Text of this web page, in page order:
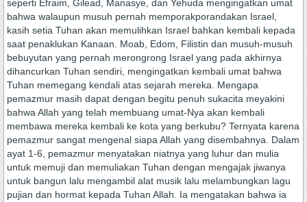
seperti Efraim, Gilead, Manasye, dan Yehuda mengingatkan umat
bahwa walaupun musuh pernah memporakporandakan Israel,
kasih setia Tuhan akan memulihkan Israel bahkan kembali kepada
saat penaklukan Kanaan. Moab, Edom, Filistin dan musuh-musuh
bebuyutan yang pernah merongrong Israel yang pada akhirnya
dihancurkan Tuhan sendiri, mengingatkan kembali umat bahwa
Tuhan memegang kendali atas sejarah mereka. Mengapa
pemazmur masih dapat dengan begitu penuh sukacita meyakini
bahwa Allah yang telah membuang umat-Nya akan kembali
membawa mereka kembali ke kota yang berkubu? Ternyata karena
pemazmur sangat mengenal siapa Allah yang disembahnya. Dalam
ayat 1-6, pemazmur menyatakan niatnya yang luhur dan mulia
untuk memuji dan memuliakan Tuhan dengan mengajak jiwanya
untuk bangun lalu mengambil alat musik lalu melambungkan lagu
pujian dan hormat kepada Tuhan Allah. Ia mengatakan bahwa ia